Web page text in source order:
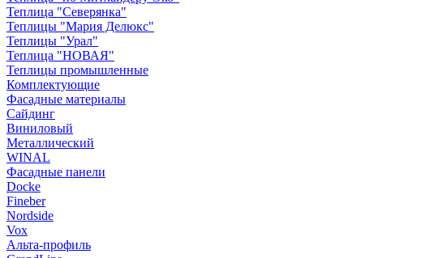
Теплица "Северянка"
Теплицы "Мария Делюкс"
Теплицы "Урал"
Теплица "НОВАЯ"
Теплицы промышленные
Комплектующие
Фасадные материалы
Сайдинг
Виниловый
Металлический
WINAL
Фасадные панели
Docke
Fineber
Nordside
Vox
Альта-профиль